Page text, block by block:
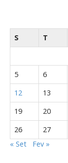
S T
5
6
12
13
19
20
26
27
« Set
Fev »